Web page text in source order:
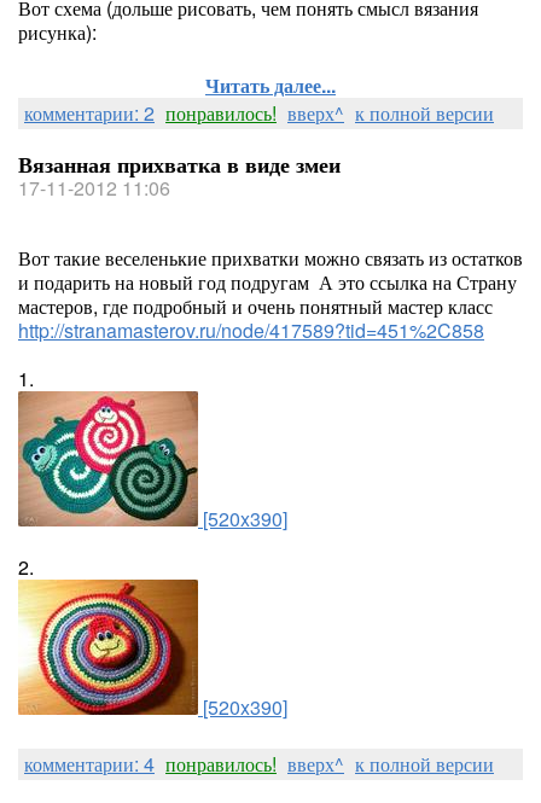
Вот схема (дольше рисовать, чем понять смысл вязания
рисунка):
Читать далее...
комментарии: 2 понравилось! вверх^ к полной версии
Вязанная прихватка в виде змеи
17-11-2012 11:06
Вот такие веселенькие прихватки можно связать из остатков
и подарить на новый год подругам А это ссылка на Страну
мастеров, где подробный и очень понятный мастер класс
http://stranamasterov.ru/node/417589?tid=451%2C858
1.
[520x390]
2.
[520x390]
комментарии: 4 понравилось! вверх^ к полной версии